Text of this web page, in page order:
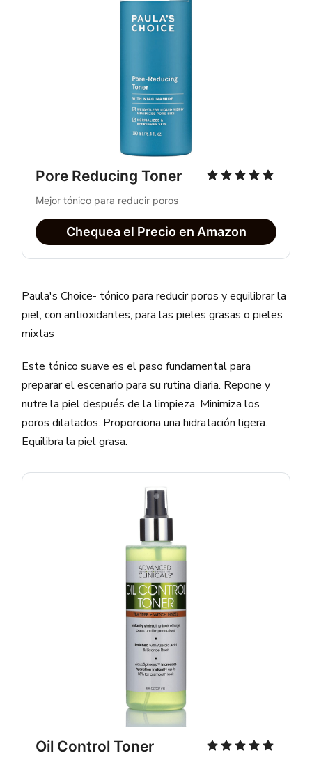
Pore Reducing Toner
Mejor tónico para reducir poros
Chequea el Precio en Amazon
Paula's Choice- tónico para reducir poros y equilibrar la
piel, con antioxidantes, para las pieles grasas o pieles
mixtas
Este tónico suave es el paso fundamental para
preparar el escenario para su rutina diaria. Repone y
nutre la piel después de la limpieza. Minimiza los
poros dilatados. Proporciona una hidratación ligera.
Equilibra la piel grasa.
Oil Control Toner